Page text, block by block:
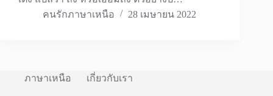
คนรักภาษาเหนือ
28 เมษายน 2022
ภาษาเหนือ เกี่ยวกับเรา